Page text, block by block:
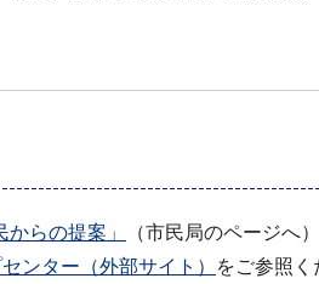
からの提案」
（市民局のページへ
ンター（外部サイト）
をご参照く